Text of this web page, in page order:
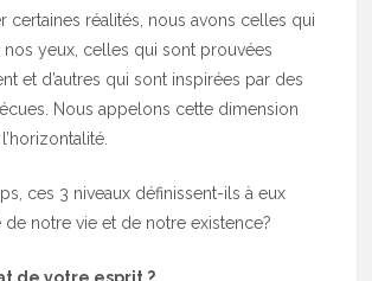
certaines réalités, nous avons celles qui
nos yeux, celles qui sont prouvées
et d’autres qui sont inspirées par des
Nous appelons cette dimension
ces 3 niveaux définissent-ils à eux
de notre vie et de notre existence?